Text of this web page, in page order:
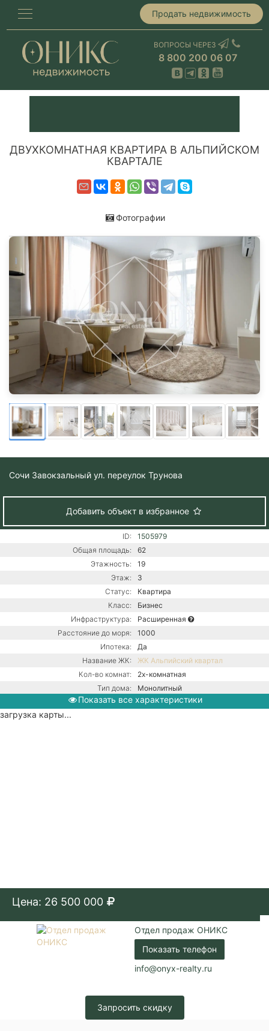
Продать недвижимость
ВОПРОСЫ ЧЕРЕЗ
8 800 200 06 07
ДВУХКОМНАТНАЯ КВАРТИРА В АЛЬПИЙСКОМ
КВАРТАЛЕ
Фотографии
Сочи Завокзальный ул. переулок Трунова
Добавить объект в избранное
ID:
1505979
Общая площадь:
62
Этажность:
19
Этаж:
3
Статус:
Квартира
Класс:
Бизнес
Инфраструктура:
Расширенная
Расстояние до моря:
1000
Ипотека:
Да
Название ЖК:
ЖК Альпийский квартал
Кол-во комнат:
2х-комнатная
Тип дома:
Монолитный
Вид из окон:
На улицу
Показать все характеристики
загрузка карты...
Цена: 26 500 000
Отдел продаж ОНИКС
Показать телефон
info@onyx-realty.ru
Запросить скидку